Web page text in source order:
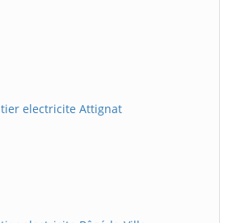
electricite Attignat